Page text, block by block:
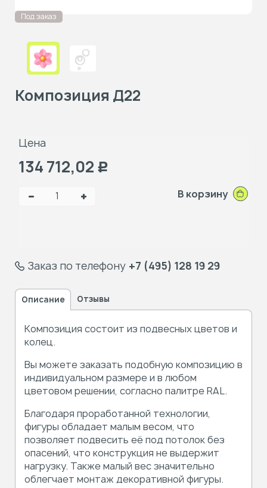
Под заказ
Композиция Д22
Цена
134 712,02 Р
В корзину
Заказ по телефону +7 (495) 128 19 29
Описание Отзывы
Композиция состоит из подвесных цветов и
колец.
Вы можете заказать подобную композицию в
индивидуальном размере и в любом
цветовом решении, согласно палитре RAL.
Благодаря проработанной технологии,
фигуры обладает малым весом, что
позволяет подвесить её под потолок без
опасений, что конструкция не выдержит
нагрузку. Также малый вес значительно
облегчает монтаж декоративной фигуры.